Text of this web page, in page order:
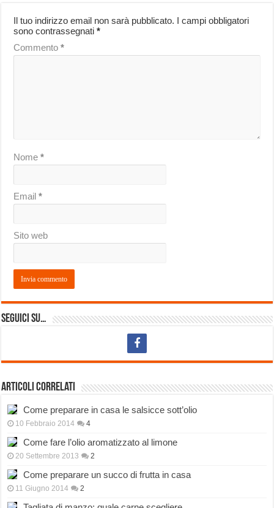
Il tuo indirizzo email non sarà pubblicato. I campi obbligatori
sono contrassegnati*
Commento*
Nome*
Email*
Sito web
Seguici su…
Articoli correlati
Come preparare in casa le salsicce sott’olio
10 Febbraio 2014 4
Come fare l’olio aromatizzato al limone
20 Settembre 2013 2
Come preparare un succo di frutta in casa
11 Giugno 2014 2